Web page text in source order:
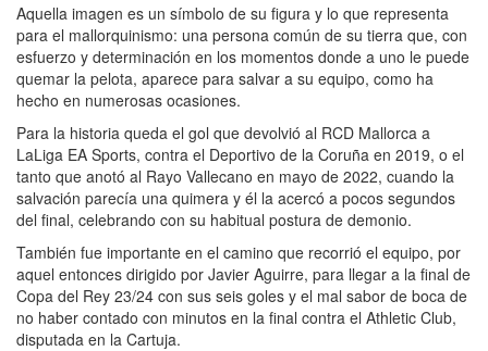
Aquella imagen es un símbolo de su figura y lo que representa
para el mallorquinismo: una persona común de su tierra que, con
esfuerzo y determinación en los momentos donde a uno le puede
quemar la pelota, aparece para salvar a su equipo, como ha
hecho en numerosas ocasiones.
Para la historia queda el gol que devolvió al RCD Mallorca a
LaLiga EA Sports, contra el Deportivo de la Coruña en 2019, o el
tanto que anotó al Rayo Vallecano en mayo de 2022, cuando la
salvación parecía una quimera y él la acercó a pocos segundos
del final, celebrando con su habitual postura de demonio.
También fue importante en el camino que recorrió el equipo, por
aquel entonces dirigido por Javier Aguirre, para llegar a la final de
Copa del Rey 23/24 con sus seis goles y el mal sabor de boca de
no haber contado con minutos en la final contra el Athletic Club,
disputada en la Cartuja.